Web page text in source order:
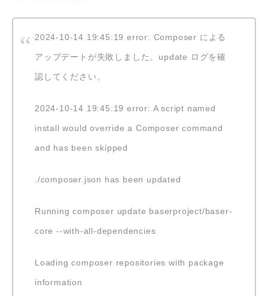
2024-10-14 19:45:19 error: Composer による
アップデートが失敗しました。update ログを確
認してください。
2024-10-14 19:45:19 error: A script named
install would override a Composer command
and has been skipped
./composer.json has been updated
Running composer update baserproject/baser-
core --with-all-dependencies
Loading composer repositories with package
information